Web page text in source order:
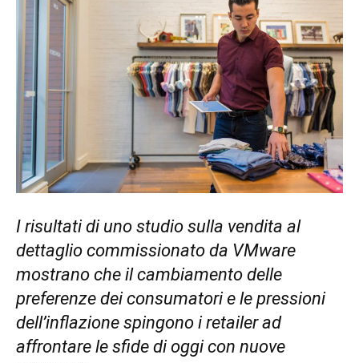
I risultati di uno studio sulla vendita al
dettaglio commissionato da VMware
mostrano che il cambiamento delle
preferenze dei consumatori e le pressioni
dell’inflazione spingono i retailer ad
affrontare le sfide di oggi con nuove